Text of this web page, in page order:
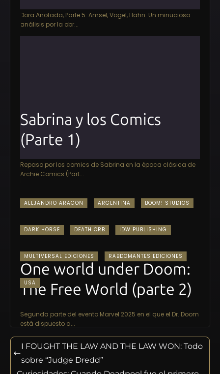
Dora Anotada, Parte 5: Amsel, Vogel, Hahn. Un minucioso
análisis por la obr...
Sabrina y los Comics
(Parte 1)
Repaso por los comics de Sabrina en la época clásica de
Archie Comics (Part...
One world under Doom:
The Free World (parte 2)
Segunda parte del evento Marvel 2025 en el que el Dr. Doom
está dispuesto a...
ALEJANDRO ARAGON ARGENTINA BOOM! STUDIOS
DARK HORSE DEATH ORB IDW PUBLISHING
MULTIVERSAL EDICIONES RABDOMANTES EDICIONES
USA
I FOUGHT THE LAW AND THE LAW WON: Todo
sobre “Judge Dredd”